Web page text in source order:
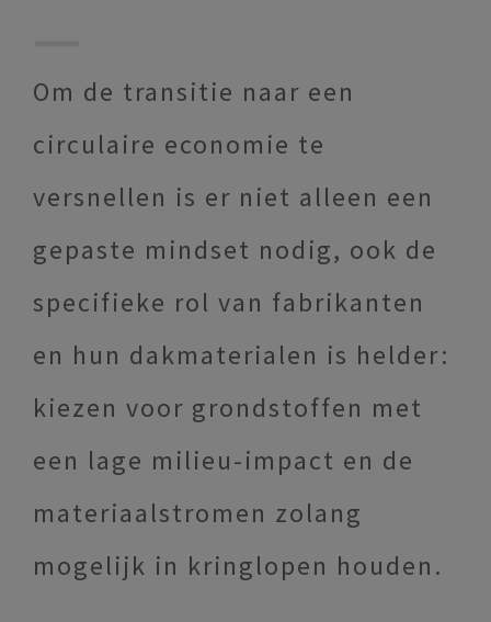
Om de transitie naar een
circulaire economie te
versnellen is er niet alleen een
gepaste mindset nodig, ook de
specifieke rol van fabrikanten
en hun dakmaterialen is helder:
kiezen voor grondstoffen met
een lage milieu-impact en de
materiaalstromen zolang
mogelijk in kringlopen houden.